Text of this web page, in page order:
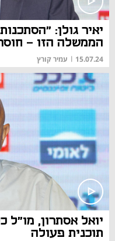
יאיר גולן:
הממשלה הזו -
15.07.24
| עמיר קורץ
יואל אסתרון, מו"ל
תוכנית פעולה